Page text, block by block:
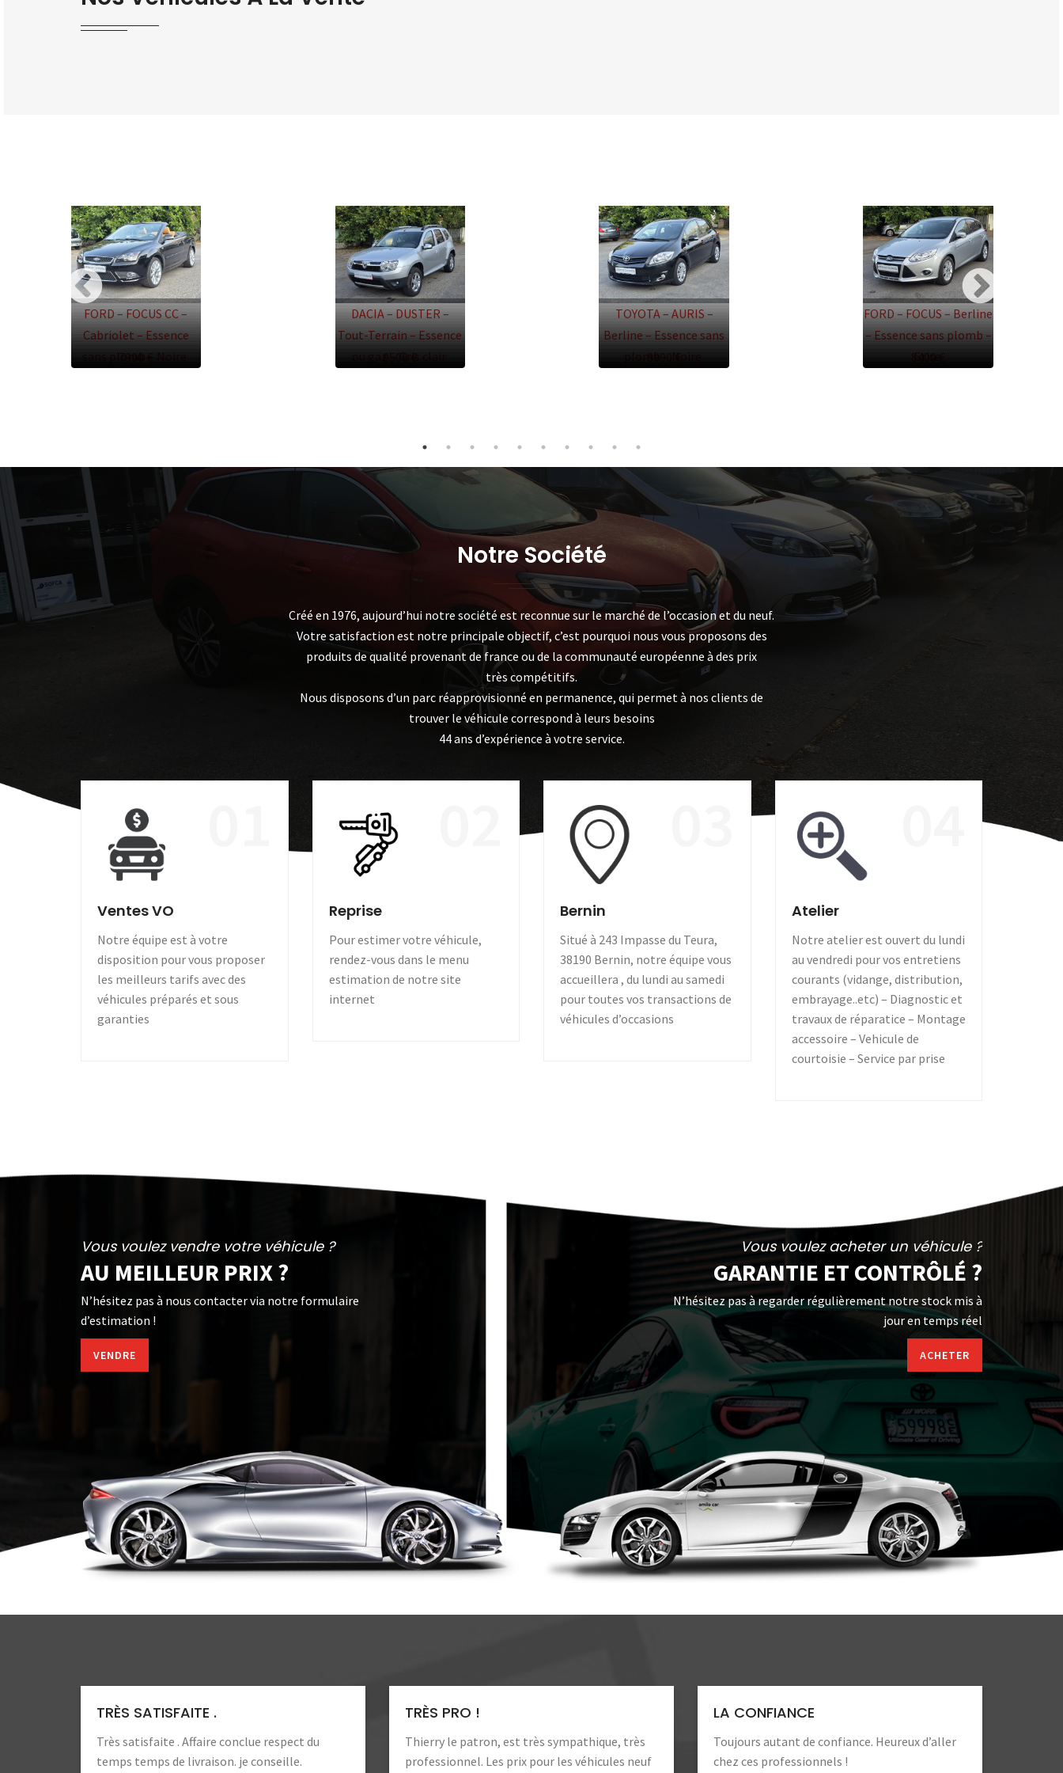
FORD – FOCUS CC –
Cabriolet – Essence
sans plomb – Noire
7990 €
DACIA – DUSTER –
Tout-Terrain – Essence
ou gaz – Gris clair
9500 €
TOYOTA – AURIS –
Berline – Essence sans
plomb – Noire
8990 €
FORD – FOCUS – Berline
– Essence sans plomb –
Grise
8400 €
Notre Société
Créé en 1976, aujourd’hui notre société est reconnue sur le marché de l’occasion et du neuf.
Votre satisfaction est notre principale objectif, c’est pourquoi nous vous proposons des
produits de qualité provenant de france ou de la communauté européenne à des prix
très compétitifs.
Nous disposons d’un parc réapprovisionné en permanence, qui permet à nos clients de
trouver le véhicule correspond à leurs besoins
44 ans d’expérience à votre service.
Ventes VO
Notre équipe est à votre
disposition pour vous proposer
les meilleurs tarifs avec des
véhicules préparés et sous
garanties
Reprise
Pour estimer votre véhicule,
rendez-vous dans le menu
estimation de notre site
internet
Bernin
Situé à 243 Impasse du Teura,
38190 Bernin, notre équipe vous
accueillera , du lundi au samedi
pour toutes vos transactions de
véhicules d’occasions
Atelier
Notre atelier est ouvert du lundi
au vendredi pour vos entretiens
courants (vidange, distribution,
embrayage..etc) – Diagnostic et
travaux de réparatice – Montage
accessoire – Vehicule de
courtoisie – Service par prise
Vous voulez vendre votre véhicule ?
AU MEILLEUR PRIX ?
N’hésitez pas à nous contacter via notre formulaire
d’estimation !
VENDRE
Vous voulez acheter un véhicule ?
GARANTIE ET CONTRÔLÉ ?
N’hésitez pas à regarder régulièrement notre stock mis à
jour en temps réel
ACHETER
TRÈS SATISFAITE .
Très satisfaite . Affaire conclue respect du
temps temps de livraison. je conseille.
TRÈS PRO !
Thierry le patron, est très sympathique, très
professionnel. Les prix pour les véhicules neuf
LA CONFIANCE
Toujours autant de confiance. Heureux d’aller
chez ces professionnels !